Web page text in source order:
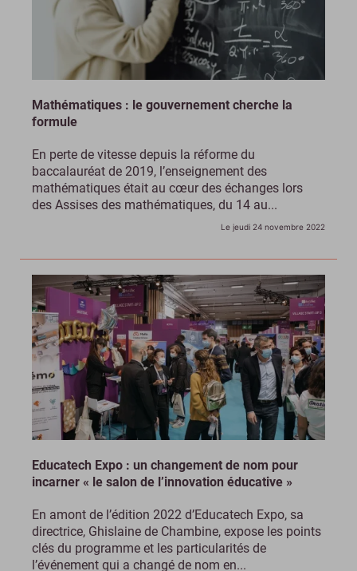
Mathématiques : le gouvernement cherche la
formule
En perte de vitesse depuis la réforme du
baccalauréat de 2019, l’enseignement des
mathématiques était au cœur des échanges lors
des Assises des mathématiques, du 14 au...
Le jeudi 24 novembre 2022
Educatech Expo : un changement de nom pour
incarner « le salon de l’innovation éducative »
En amont de l’édition 2022 d’Educatech Expo, sa
directrice, Ghislaine de Chambine, expose les points
clés du programme et les particularités de
l’événement qui a changé de nom en...